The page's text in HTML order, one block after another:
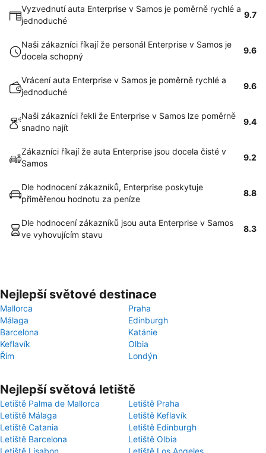
Vyzvednutí auta Enterprise v Samos je poměrně rychlé a
jednoduché
9.7
Naši zákazníci říkají že personál Enterprise v Samos je
docela schopný
9.6
Vrácení auta Enterprise v Samos je poměrně rychlé a
jednoduché
9.6
Naši zákazníci řekli že Enterprise v Samos lze poměrně
snadno najít
9.4
Zákazníci říkají že auta Enterprise jsou docela čisté v
Samos
9.2
Dle hodnocení zákazníků, Enterprise poskytuje
přiměřenou hodnotu za peníze
8.8
Dle hodnocení zákazníků jsou auta Enterprise v Samos
ve vyhovujícím stavu
8.3
Nejlepší světové destinace
Mallorca
Praha
Málaga
Edinburgh
Barcelona
Katánie
Keflavík
Olbia
Řím
Londýn
Nejlepší světová letiště
Letiště Palma de Mallorca
Letiště Praha
Letiště Málaga
Letiště Keflavík
Letiště Catania
Letiště Edinburgh
Letiště Barcelona
Letiště Olbia
Letiště Lisabon
Letiště Los Angeles